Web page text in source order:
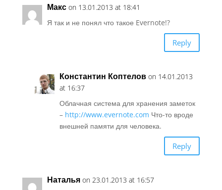
Макс on 13.01.2013 at 18:41
Я так и не понял что такое Evernote!?
Reply
Константин Коптелов on 14.01.2013
at 16:37
Облачная система для хранения заметок
– http://www.evernote.com Что-то вроде
внешней памяти для человека.
Reply
Наталья on 23.01.2013 at 16:57